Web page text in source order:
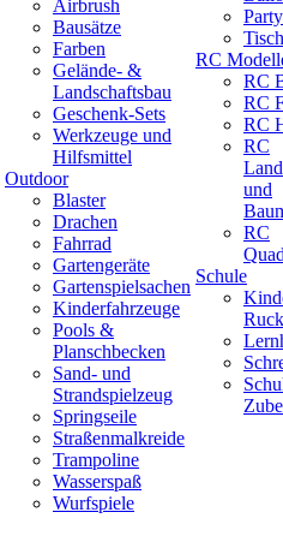
Airbrush
Bausätze
Farben
Gelände- &
Landschaftsbau
Geschenk-Sets
Werkzeuge und
Hilfsmittel
Outdoor
Blaster
Drachen
Fahrrad
Gartengeräte
Gartenspielsachen
Kinderfahrzeuge
Pools &
Planschbecken
Sand- und
Strandspielzeug
Springseile
Straßenmalkreide
Trampoline
Wasserspaß
Wurfspiele
RC
RC
RC
RC
RC
und
RC
Schule